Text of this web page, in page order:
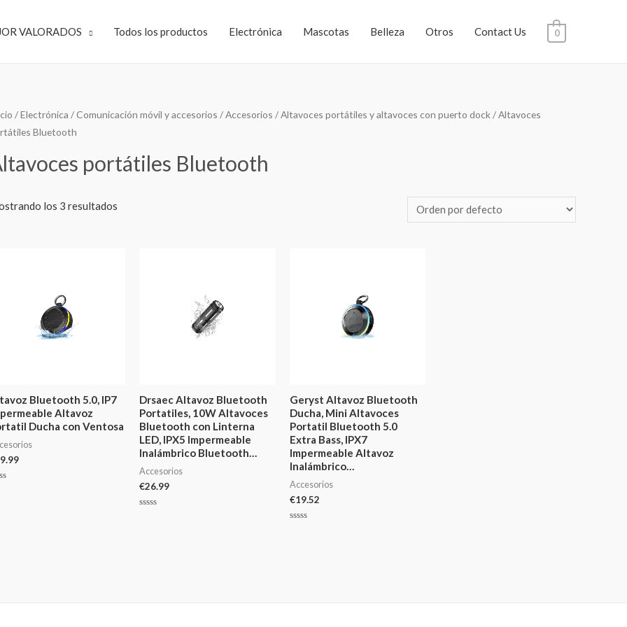
VALORADOS Todos los productos Electrónica Mascotas Belleza Otros Contact Us 0
/Electrónica /Comunicación móvil y accesorios /Accesorios /Altavoces portátiles y altavoces con puerto dock/ Altavoces
Bluetooth
portátiles Bluetooth
los 3 resultados
Bluetooth 5.0, IP7
Altavoz
Ducha con Ventosa
Drsaec Altavoz Bluetooth
Portatiles, 10W Altavoces
Bluetooth con Linterna
LED, IPX5 Impermeable
Inalámbrico Bluetooth…
Accesorios
€26.99
Geryst Altavoz Bluetooth
Ducha, Mini Altavoces
Portatil Bluetooth 5.0
Extra Bass, IPX7
Impermeable Altavoz
Inalámbrico…
Accesorios
€19.52